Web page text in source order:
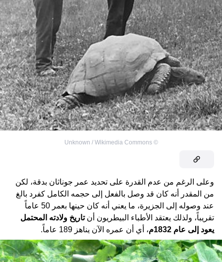
©
Unknown / Wikimedia Commons
وعلى الرغم من عدم القدرة على تحديد عمر جوناثان بدقة، لكن
من المقدر أنه كان قد وصل بالفعل إلى حجمه الكامل كفرد بالغ
عند وصوله إلى الجزيرة، ما يعني أنه كان حينها بعمر 50 عاماً
تقريباً، ولذلك يعتقد الأطباء البيطريون أنتاريخ ولادته المحتمل
يعود إلى عام 1832م
، أي أن عمره الآن يناهز 189 عاماً.